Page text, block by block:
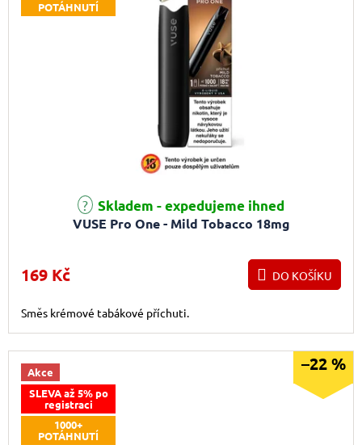
POTÁHNUTÍ
VUSE Pro One - Mild Tobacco 18mg
Skladem - expedujeme ihned
169 Kč DO KOŠÍKU
Směs krémové tabákové příchuti.
Akce
SLEVA až 5% po
registraci
1000+
POTÁHNUTÍ
–22 %